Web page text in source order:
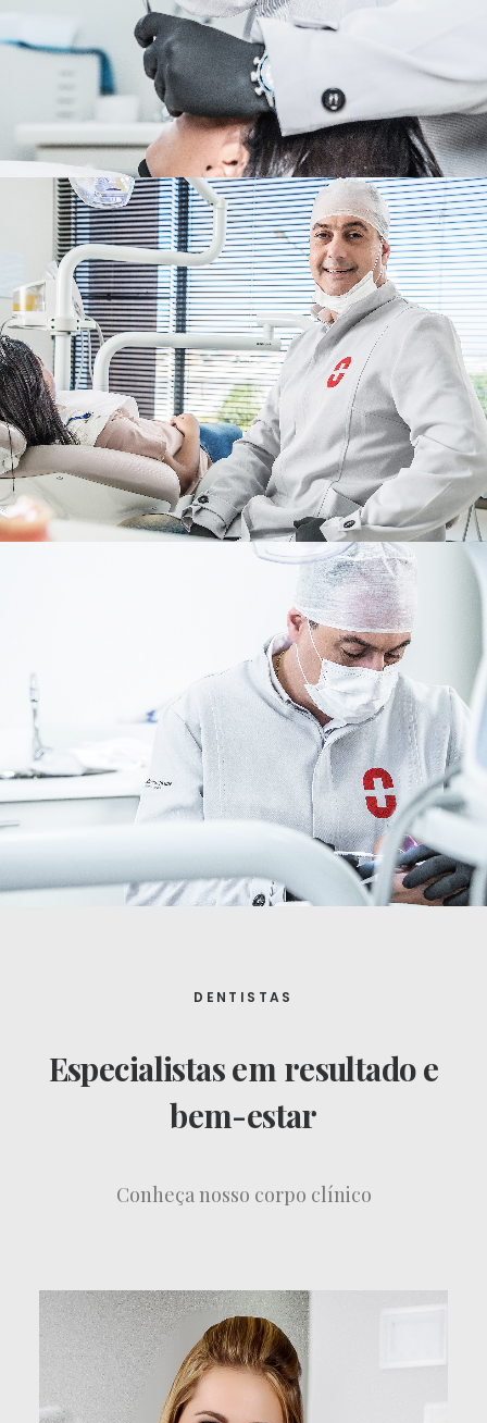
DENTISTAS
Especialistas em resultado e
bem-estar
Conheça nosso corpo clínico